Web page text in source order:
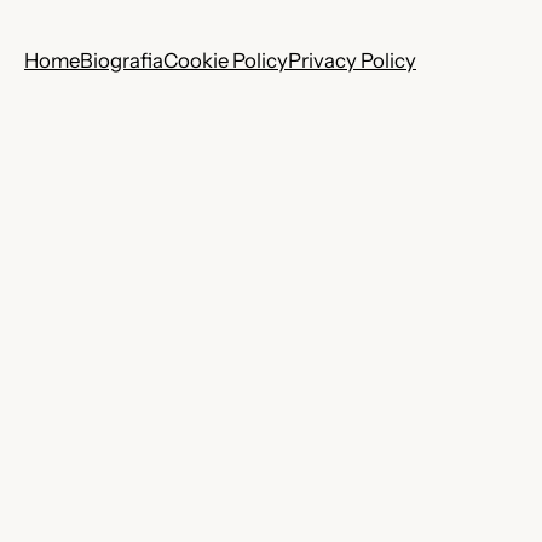
HomeBiografiaCookie PolicyPrivacy Policy